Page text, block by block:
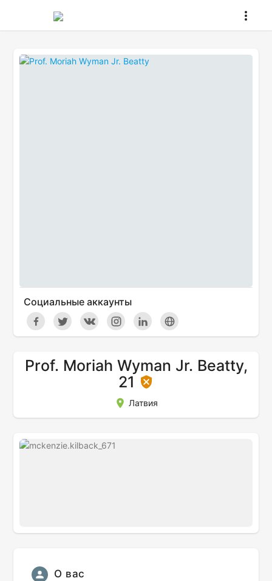
Социальные аккаунты
Prof. Moriah Wyman Jr. Beatty,
21
Латвия
О вас